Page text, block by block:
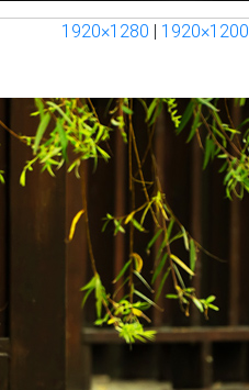
1920×1280 | 1920×1200